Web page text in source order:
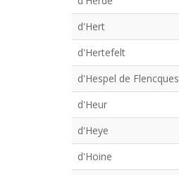
d'Hert
d'Hertefelt
d'Hespel de Flencques
d'Heur
d'Heye
d'Hoine